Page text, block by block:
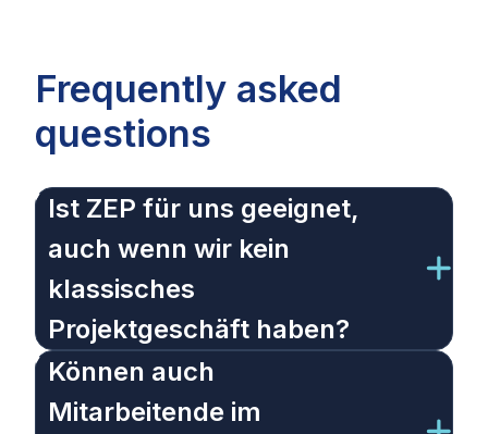
Frequently asked
questions
Ist ZEP für uns geeignet,
auch wenn wir kein
klassisches
Projektgeschäft haben?
Können auch
Mitarbeitende im